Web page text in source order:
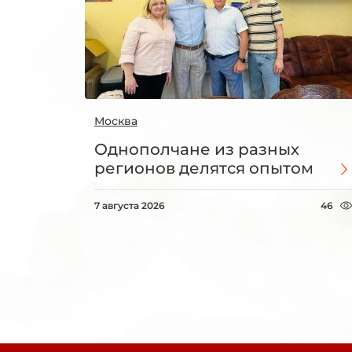
Москва
Однополчане из разных
регионов делятся опытом
7 августа 2026 46